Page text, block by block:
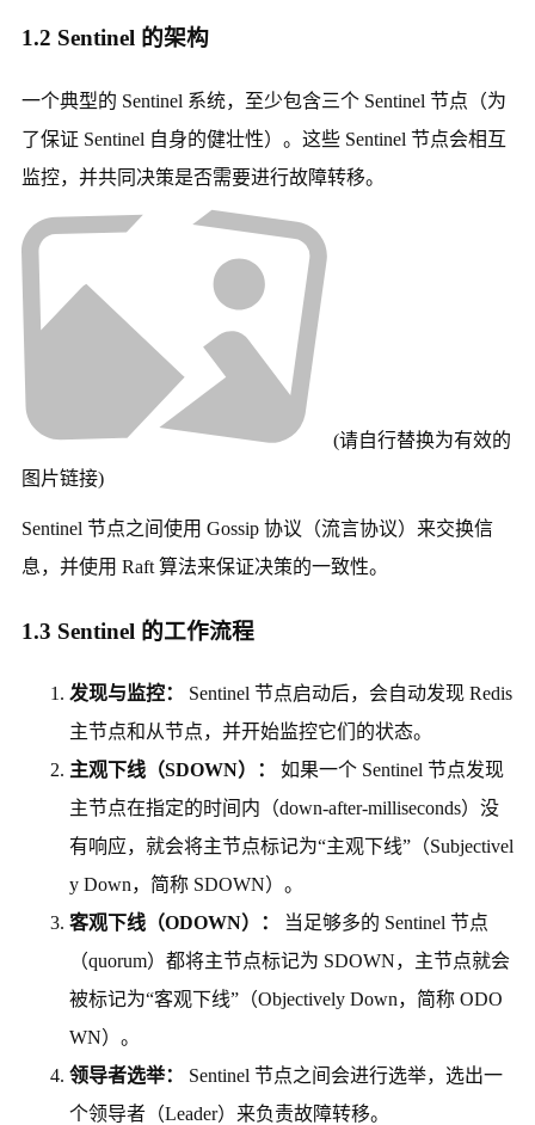
1.2 Sentinel 的架构
一个典型的 Sentinel 系统，至少包含三个 Sentinel 节点（为
了保证 Sentinel 自身的健壮性）。这些 Sentinel 节点会相互
监控，并共同决策是否需要进行故障转移。
(请自行替换为有效的
图片链接)
Sentinel 节点之间使用 Gossip 协议（流言协议）来交换信
息，并使用 Raft 算法来保证决策的一致性。
1.3 Sentinel 的工作流程
发现与监控：
Sentinel 节点启动后，会自动发现 Redis
主节点和从节点，并开始监控它们的状态。
主观下线（SDOWN）：
如果一个 Sentinel 节点发现
主节点在指定的时间内（down-after-milliseconds）没
有响应，就会将主节点标记为“主观下线”（Subjectivel
y Down，简称 SDOWN）。
客观下线（ODOWN）：
当足够多的 Sentinel 节点
（quorum）都将主节点标记为 SDOWN，主节点就会
被标记为“客观下线”（Objectively Down，简称 ODO
WN）。
领导者选举：
Sentinel 节点之间会进行选举，选出一
个领导者（Leader）来负责故障转移。